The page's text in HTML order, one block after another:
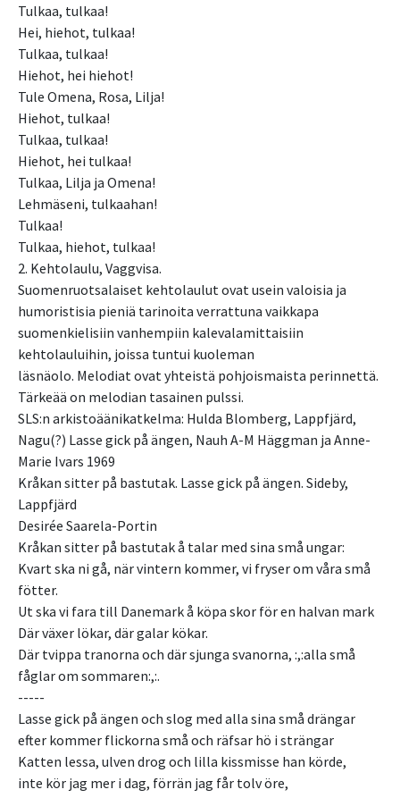
Tulkaa, tulkaa!
Hei, hiehot, tulkaa!
Tulkaa, tulkaa!
Hiehot, hei hiehot!
Tule Omena, Rosa, Lilja!
Hiehot, tulkaa!
Tulkaa, tulkaa!
Hiehot, hei tulkaa!
Tulkaa, Lilja ja Omena!
Lehmäseni, tulkaahan!
Tulkaa!
Tulkaa, hiehot, tulkaa!
2. Kehtolaulu, Vaggvisa.
Suomenruotsalaiset kehtolaulut ovat usein valoisia ja
humoristisia pieniä tarinoita verrattuna vaikkapa
suomenkielisiin vanhempiin kalevalamittaisiin
kehtolauluihin, joissa tuntui kuoleman
läsnäolo. Melodiat ovat yhteistä pohjoismaista perinnettä.
Tärkeää on melodian tasainen pulssi.
SLS:n arkistoäänikatkelma: Hulda Blomberg, Lappfjärd,
Nagu(?) Lasse gick på ängen, Nauh A-M Häggman ja Anne-
Marie Ivars 1969
Kråkan sitter på bastutak. Lasse gick på ängen. Sideby,
Lappfjärd
Desirée Saarela-Portin
Kråkan sitter på bastutak å talar med sina små ungar:
Kvart ska ni gå, när vintern kommer, vi fryser om våra små
fötter.
Ut ska vi fara till Danemark å köpa skor för en halvan mark
Där växer lökar, där galar kökar.
Där tvippa tranorna och där sjunga svanorna, :,:alla små
fåglar om sommaren:,:.
-----
Lasse gick på ängen och slog med alla sina små drängar
efter kommer flickorna små och räfsar hö i strängar
Katten lessa, ulven drog och lilla kissmisse han körde,
inte kör jag mer i dag, förrän jag får tolv öre,